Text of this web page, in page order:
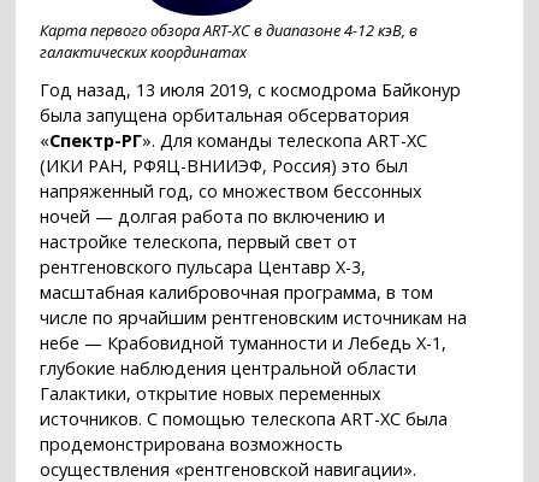
Карта первого обзора ART-XC в диапазоне 4-12 кэВ, в
галактических координатах
Год назад, 13 июля 2019, с космодрома Байконур
была запущена орбитальная обсерватория
«Спектр-РГ». Для команды телескопа ART-XC
(ИКИ РАН, РФЯЦ-ВНИИЭФ, Россия) это был
напряженный год, со множеством бессонных
ночей — долгая работа по включению и
настройке телескопа, первый свет от
рентгеновского пульсара Центавр X-3,
масштабная калибровочная программа, в том
числе по ярчайшим рентгеновским источникам на
небе — Крабовидной туманности и Лебедь X-1,
глубокие наблюдения центральной области
Галактики, открытие новых переменных
источников. С помощью телескопа ART-XC была
продемонстрирована возможность
осуществления «рентгеновской навигации».